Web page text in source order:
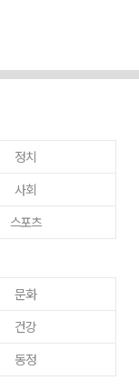
정치
사회
스포츠
문화
건강
동정